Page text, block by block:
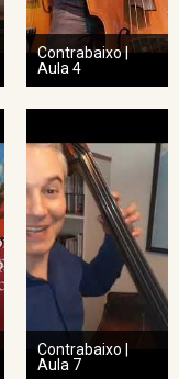
Contrabaixo |
Aula 4
Contrabaixo |
Aula 7